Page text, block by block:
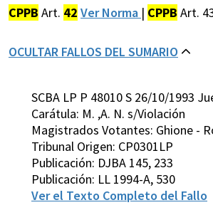
CPPB Art. 42 Ver Norma | CPPB Art.
OCULTAR FALLOS DEL SUMARIO
SCBA LP P 48010 S 26/10/1993
Carátula: M. ,A. N. s/Violación
Magistrados Votantes: Ghione -
Tribunal Origen: CP0301LP
Publicación: DJBA 145, 233
Publicación: LL 1994-A, 530
Ver el Texto Completo del Fallo